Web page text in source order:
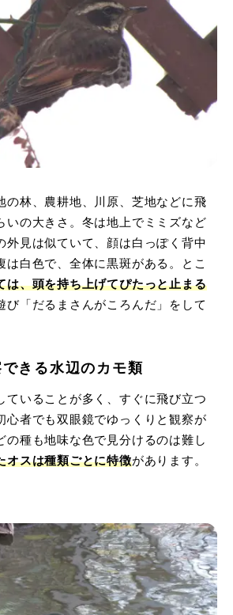
の林、農耕地、川原、芝地などに飛
いの大きさ。冬は地上でミミズなど
外見は似ていて、顔は白っぽく背中
は白色で、全体に黒斑がある。とこ
は、頭を持ち上げてぴたっと止まる
び「だるまさんがころんだ」をして
きる水辺のカモ類
ていることが多く、すぐに飛び立つ
心者でも双眼鏡でゆっくりと観察が
の種も地味な色で見分けるのは難し
オスは種類ごとに特徴があります。